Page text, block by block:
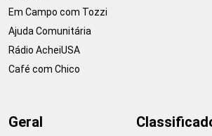
Em Campo com Tozzi
Ajuda Comunitária
Rádio AcheiUSA
Café com Chico
Geral